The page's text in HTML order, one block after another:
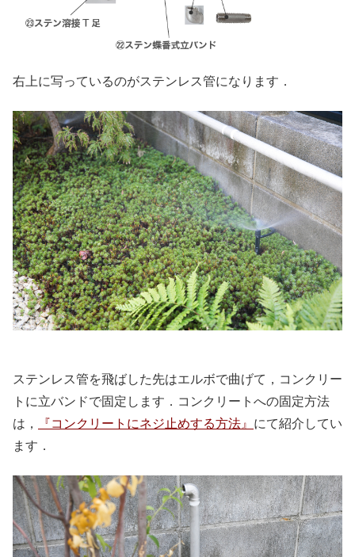
右上に写っているのがステンレス管になります．
ステンレス管を飛ばした先はエルボで曲げて，コンクリー
トに立バンドで固定します．コンクリートへの固定方法
は，
『コンクリートにネジ止めする方法』 にて紹介してい
ます．